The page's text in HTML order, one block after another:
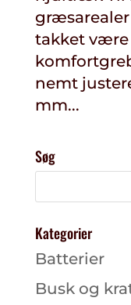
takket
nemt
mm...
Søg
Kategorier
Batterier
Busk og